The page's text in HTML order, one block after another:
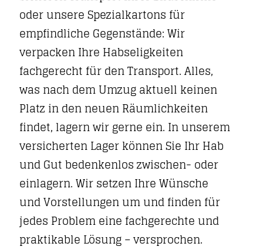
oder unsere Spezialkartons für
empfindliche Gegenstände: Wir
verpacken Ihre Habseligkeiten
fachgerecht für den Transport. Alles,
was nach dem Umzug aktuell keinen
Platz in den neuen Räumlichkeiten
findet, lagern wir gerne ein. In unserem
versicherten Lager können Sie Ihr Hab
und Gut bedenkenlos zwischen- oder
einlagern. Wir setzen Ihre Wünsche
und Vorstellungen um und finden für
jedes Problem eine fachgerechte und
praktikable Lösung – versprochen.